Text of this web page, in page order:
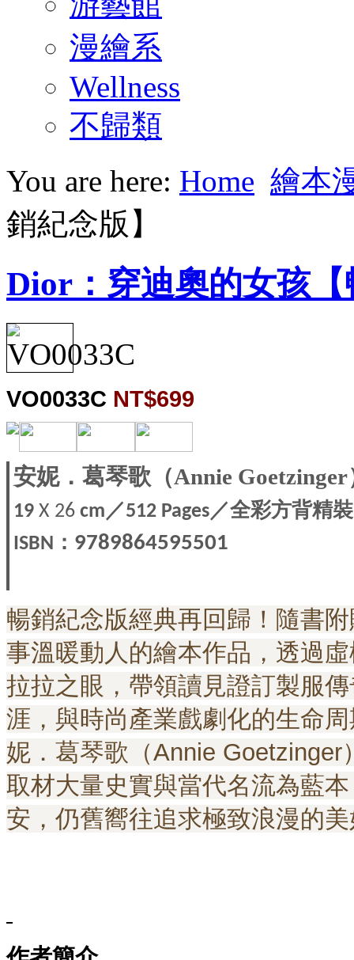
漫繪系
Wellness
不歸類
You are here: Home 繪本
銷紀念版】
Dior：穿迪奧的女孩
VO0033C NT$699
安妮．葛琴歌（Annie
19 X 26cm／512 Pages／全彩方背精裝
ISBN ： 9789864595501
暢銷紀念版經典再回歸！隨書
事溫暖動人的繪本作品，透過
拉拉之眼，帶領讀見證訂製服
涯，與時尚產業戲劇化的生命
妮．葛琴歌（Annie
取材大量史實與當代名流為藍
安，仍舊嚮往追求極致浪漫的